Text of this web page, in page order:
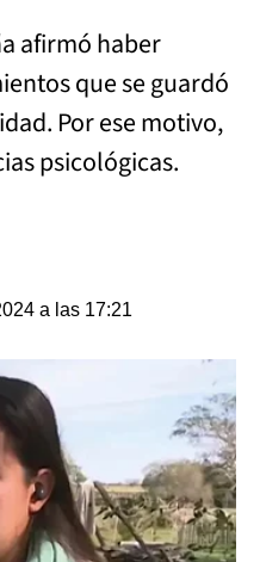
afirmó haber
que se guardó
Por ese motivo,
psicológicas.
a las 17:21